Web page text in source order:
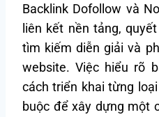
Backlink Dofollow và
liên kết nền tảng,
tìm kiếm diễn giải và
website. Việc hiểu rõ
cách triển khai từng
buộc để xây dựng một